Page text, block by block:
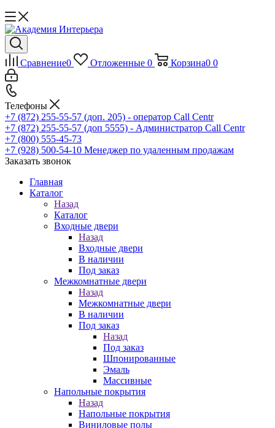
Сравнение0 Отложенные 0 Корзина0 0
Телефоны
+7 (872) 255-55-57 (доп. 205) - оператор Call Centr
+7 (872) 255-55-57 (доп 5555) - Администратор Call Centr
+7 (800) 555-45-73
+7 (928) 500-54-10 Менеджер по удаленным продажам
Заказать звонок
Главная
Каталог
Назад
Каталог
Входные двери
Назад
Входные двери
В наличии
Под заказ
Межкомнатные двери
Назад
Межкомнатные двери
В наличии
Под заказ
Назад
Под заказ
Шпонированные
Эмаль
Массивные
Напольные покрытия
Назад
Напольные покрытия
Виниловые полы